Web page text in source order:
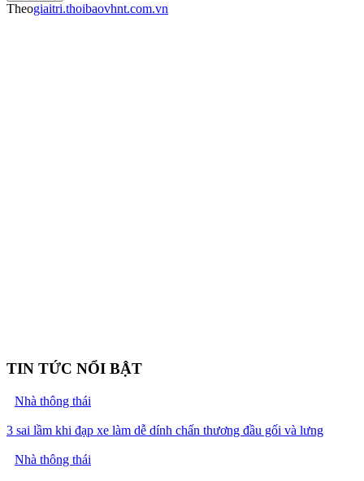
Theogiaitri.thoibaovhnt.com.vn
TIN TỨC NỔI BẬT
Nhà thông thái
3 sai lầm khi đạp xe làm dễ dính chấn thương đầu gối và lưng
Nhà thông thái